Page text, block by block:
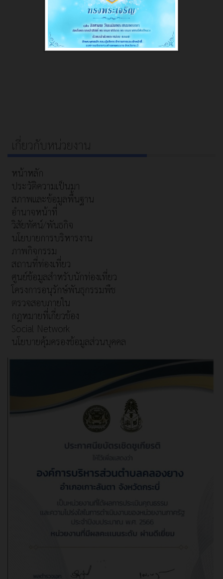
เกี่ยวกับหน่วยงาน
หน้าหลัก
ประวัติความเป็นมา
สภาพและข้อมูลพื้นฐาน
อำนาจหน้าที่
วิสัยทัศน์/พันธกิจ
นโยบายการบริหารงาน
ภาพกิจกรรม
สถานที่ท่องเที่ยว
ศูนย์ข้อมูลสำหรับนักท่องเที่ยว
โครงการอนุรักษ์พันธุกรรมพืช
ตรวจสอบภายใน
กฎหมายที่เกี่ยวข้อง
Social Network
นโยบายคุ้มครองข้อมูลส่วนบุคคล